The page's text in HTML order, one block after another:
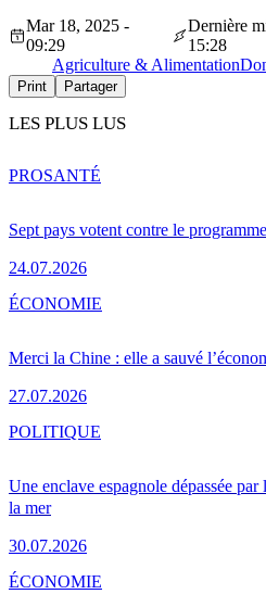
Mar 18, 2025 -
09:29
Dernière
15:28
Agriculture & Alimentation
Print Partager
LES PLUS LUS
Sept pays votent contre le
24.07.2026
PROSANTÉ
Merci la Chine : elle a sauvé
27.07.2026
ÉCONOMIE
Une enclave espagnole dépassée
la mer
30.07.2026
POLITIQUE
ÉCONOMIE